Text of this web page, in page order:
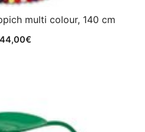
multi colour, 140 cm
€